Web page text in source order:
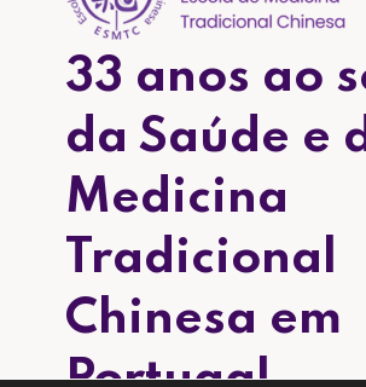
33 anos ao
da Saúde e
Medicina
Tradicional
Chinesa em